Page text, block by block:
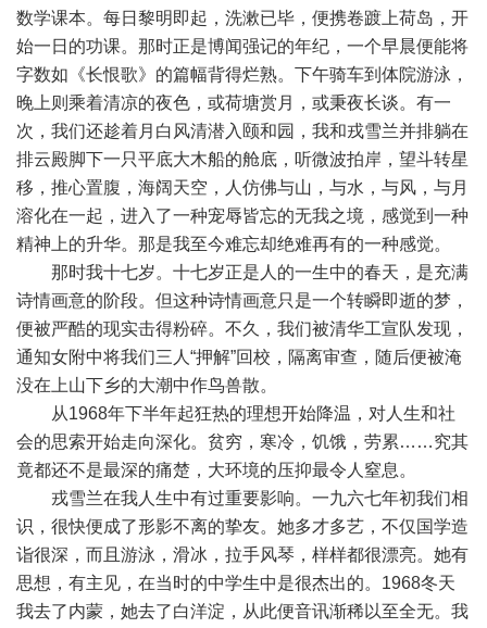
数学课本。每日黎明即起，洗漱已毕，便携卷踱上荷岛，开
始一日的功课。那时正是博闻强记的年纪，一个早晨便能将
字数如《长恨歌》的篇幅背得烂熟。下午骑车到体院游泳，
晚上则乘着清凉的夜色，或荷塘赏月，或秉夜长谈。有一
次，我们还趁着月白风清潜入颐和园，我和戎雪兰并排躺在
排云殿脚下一只平底大木船的舱底，听微波拍岸，望斗转星
移，推心置腹，海阔天空，人仿佛与山，与水，与风，与月
溶化在一起，进入了一种宠辱皆忘的无我之境，感觉到一种
精神上的升华。那是我至今难忘却绝难再有的一种感觉。
那时我十七岁。十七岁正是人的一生中的春天，是充满
诗情画意的阶段。但这种诗情画意只是一个转瞬即逝的梦，
便被严酷的现实击得粉碎。不久，我们被清华工宣队发现，
通知女附中将我们三人“押解”回校，隔离审查，随后便被淹
没在上山下乡的大潮中作鸟兽散。
从1968年下半年起狂热的理想开始降温，对人生和社
会的思索开始走向深化。贫穷，寒冷，饥饿，劳累……究其
竟都还不是最深的痛楚，大环境的压抑最令人窒息。
戎雪兰在我人生中有过重要影响。一九六七年初我们相
识，很快便成了形影不离的挚友。她多才多艺，不仅国学造
诣很深，而且游泳，滑冰，拉手风琴，样样都很漂亮。她有
思想，有主见，在当时的中学生中是很杰出的。1968冬天
我去了内蒙，她去了白洋淀，从此便音讯渐稀以至全无。我